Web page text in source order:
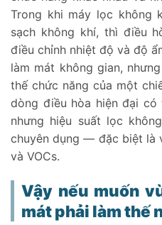
Trong khi máy lọc không
sạch không khí, thì điều
điều chỉnh nhiệt độ và độ
làm mát không gian,
thế chức năng của một
dòng điều hòa hiện đại
nhưng hiệu suất lọc
chuyên dụng — đặc biệt là
và VOCs.
Vậy nếu muốn
mát phải làm thế